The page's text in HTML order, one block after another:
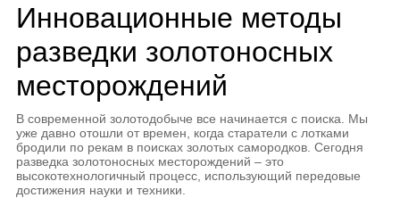
Инновационные методы
разведки золотоносных
месторождений
В современной золотодобыче все начинается с поиска. Мы
уже давно отошли от времен, когда старатели с лотками
бродили по рекам в поисках золотых самородков. Сегодня
разведка золотоносных месторождений – это
высокотехнологичный процесс, использующий передовые
достижения науки и техники.